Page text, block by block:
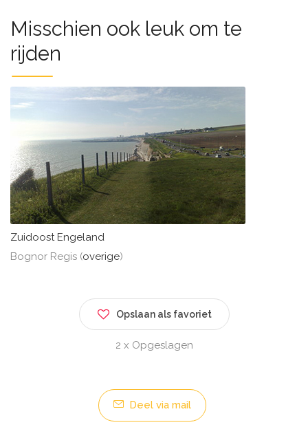
Misschien ook leuk om te
rijden
Zuidoost Engeland
Bognor Regis (overige)
Opslaan als favoriet
2 x Opgeslagen
Deel via mail